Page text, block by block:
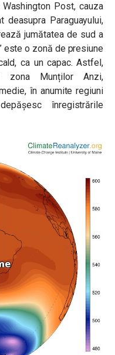
Post, cauza
deasupra Paraguayului,
jumătatea de sud a
este o zonă de presiune
ca un capac. Astfel,
zona Munților Anzi,
în anumite regiuni
înregistrările